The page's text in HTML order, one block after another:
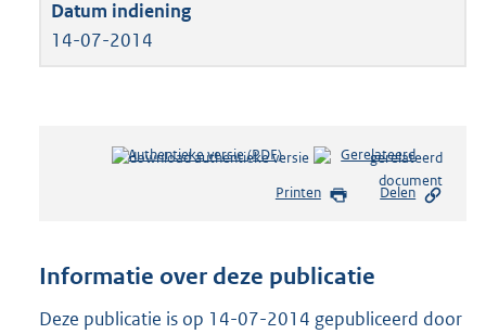
14-07-2014
Authentieke versie (PDF)b
s
n
s
Gerelateerd
Printen Delen
Informatie over deze publicatie
Deze publicatie is op 14-07-2014 gepubliceerd door